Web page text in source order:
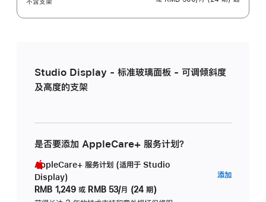
不含支架
Studio Display - 标准玻璃面板 - 可调倾斜度
及高度的支架
是否要添加 AppleCare+ 服务计划？
AppleCare+ 服务计划 (适用于 Studio
Display)
RMB 1,249 或 RMB 53/月 (24 期)
添加